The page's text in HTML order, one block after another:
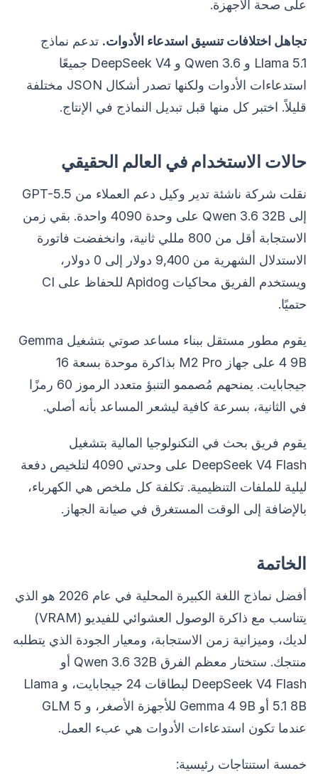
على صحة الأجهزة.
تجاهل اختلافات تنسيق استدعاء الأدوات. تدعم نماذج
Llama 5.1 و Qwen 3.6 و DeepSeek V4 جميعًا
استدعاءات الأدوات ولكنها تصدر أشكال JSON مختلفة
قليلاً. اختبر كل منها قبل تبديل النماذج في الإنتاج.
حالات الاستخدام في العالم الحقيقي
نقلت شركة ناشئة تدير وكيل دعم العملاء من GPT-5.5
إلى Qwen 3.6 32B على وحدة 4090 واحدة. بقي زمن
الاستجابة أقل من 800 مللي ثانية، وانخفضت فاتورة
الاستدلال الشهرية من 9,400 دولار إلى 0 دولار،
ويستخدم الفريق محاكيات Apidog للحفاظ على CI
حتميًا.
يقوم مطور مستقل ببناء مساعد صوتي بتشغيل Gemma
4 9B على جهاز M2 Pro بذاكرة موحدة بسعة 16
جيجابايت. يمنحهم مُصممو التنبؤ متعدد الرموز 60 رمزًا
في الثانية، بسرعة كافية ليشعر المساعد بأنه أصلي.
يقوم فريق بحث في التكنولوجيا المالية بتشغيل
DeepSeek V4 Flash على وحدتي 4090 لتلخيص دفعة
ليلية للملفات التنظيمية. تكلفة كل ملخص هي الكهرباء،
بالإضافة إلى الوقت المستغرق في صيانة الجهاز.
الخاتمة
أفضل نماذج اللغة الكبيرة المحلية في عام 2026 هو الذي
يتناسب مع ذاكرة الوصول العشوائي للفيديو (VRAM)
لديك، وميزانية زمن الاستجابة، ومعيار الجودة الذي يتطلبه
منتجك. ستختار معظم الفرق Qwen 3.6 32B أو
DeepSeek V4 Flash لبطاقات 24 جيجابايت، و Llama
5.1 8B أو Gemma 4 9B للأجهزة الأصغر، و GLM 5
عندما تكون استدعاءات الأدوات هي عبء العمل.
خمسة استنتاجات رئيسية: